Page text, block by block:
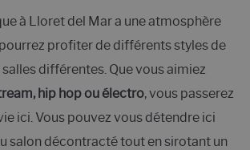
à Lloret del Mar a une atmosphère
profiter de différents styles de
différentes. Que vous aimiez
hip hop ou électro, vous passerez
ici. Vous pouvez vous détendre ici
salon décontracté tout en sirotant un